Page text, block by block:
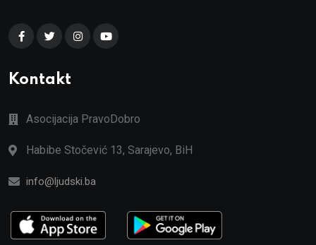
Kontakt
Asocijacija PravoDobro
Habibe Stočević 13, Sarajevo, BiH
info@ljudski.ba